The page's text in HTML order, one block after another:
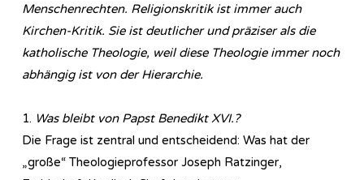
Menschenrechten. Religionskritik ist immer auch
Kirchen-Kritik. Sie ist deutlicher und präziser als die
katholische Theologie, weil diese Theologie immer noch
abhängig ist von der Hierarchie.
1. Was bleibt von Papst Benedikt XVI.?
Die Frage ist zentral und entscheidend: Was hat der
„große“ Theologieprofessor Joseph Ratzinger,